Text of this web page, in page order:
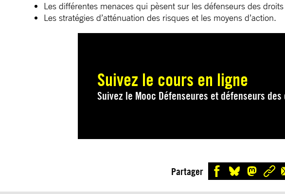
Les différentes menaces qui pèsent sur les défenseurs des
Les stratégies d’atténuation des risques et les moyens d’action.
Suivez le cours en ligne
Suivez le Mooc Défenseures et défenseurs
Partager